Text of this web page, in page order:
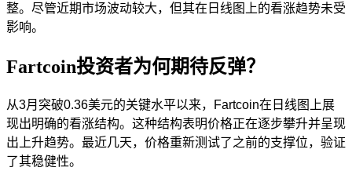
整。尽管近期市场波动较大，但其在日线图上的看涨趋势未受
影响。
Fartcoin投资者为何期待反弹？
从3月突破0.36美元的关键水平以来，Fartcoin在日线图上展
现出明确的看涨结构。这种结构表明价格正在逐步攀升并呈现
出上升趋势。最近几天，价格重新测试了之前的支撑位，验证
了其稳健性。